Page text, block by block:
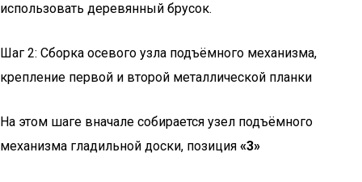
использовать деревянный брусок.
Шаг 2: Сборка осевого узла подъёмного механизма,
крепление первой и второй металлической планки
На этом шаге вначале собирается узел подъёмного
механизма гладильной доски, позиция «3»